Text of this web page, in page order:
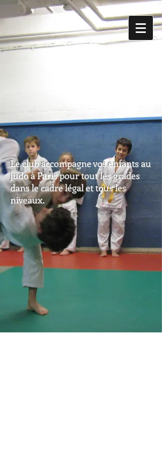
Le club accompagne vos enfants au
judo à Paris pour tout les grades
dans le cadre légal et tous les
niveaux.